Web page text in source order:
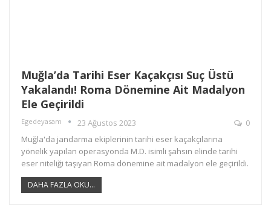
Muğla’da Tarihi Eser Kaçakçısı Suç Üstü
Yakalandı! Roma Dönemine Ait Madalyon
Ele Geçirildi
Egedeyasam 23 Ağustos 2023
0
Muğla'da jandarma ekiplerinin tarihi eser kaçakçılarına
yönelik yapılan operasyonda M.D. isimli şahsın elinde tarihi
eser niteliği taşıyan Roma dönemine ait madalyon ele geçirildi.
DAHA FAZLA OKU...